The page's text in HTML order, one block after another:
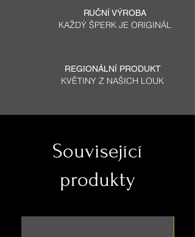
RUČNÍ VÝROBA
KAŽDÝ ŠPERK JE ORIGINÁL
REGIONÁLNÍ PRODUKT
KVĚTINY Z NAŠICH LOUK
Související
produkty